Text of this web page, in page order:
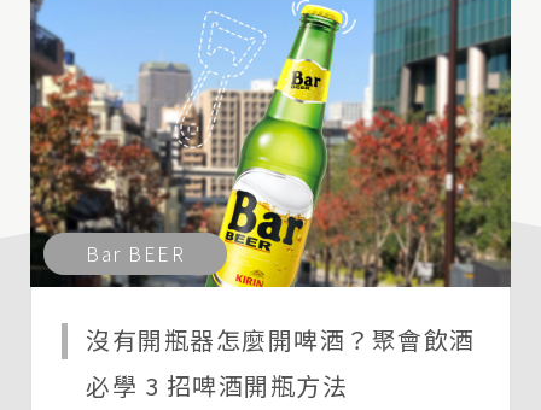
Bar BEER
沒有開瓶器怎麼開啤酒？聚會飲酒
必學 3 招啤酒開瓶方法